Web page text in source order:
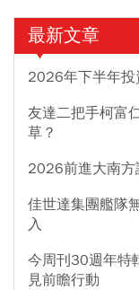
最新文章
2026年下半年投
友達二把手柯富
草？
2026前進大南方
佳世達集團艦隊
入
今周刊30週年特
見前瞻行動